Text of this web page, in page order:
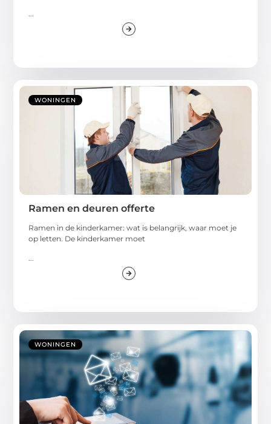
...
WONINGEN
Ramen en deuren offerte
Ramen in de kinderkamer: wat is belangrijk, waar moet je
op letten. De kinderkamer moet
...
WONINGEN